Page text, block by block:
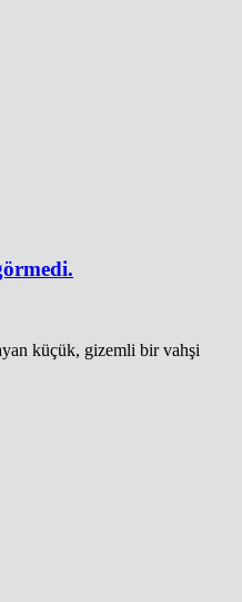
küçük, gizemli bir vahşi